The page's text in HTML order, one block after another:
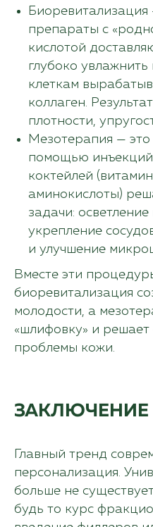
Биоревитализация
препараты с
кислотой
глубоко
клеткам
коллаген.
плотности,
Мезотерапия —
помощью
коктейлей
аминокислоты)
задачи:
укрепление
и улучшение
Вместе эти
биоревитализация
молодости, а
«шлифовку» и решает
проблемы кожи.
ЗАКЛЮЧЕНИЕ
Главный тренд
персонализация.
больше не
будь то курс
Информация, указанная на
публичной офертой.
информацию уточняйте у